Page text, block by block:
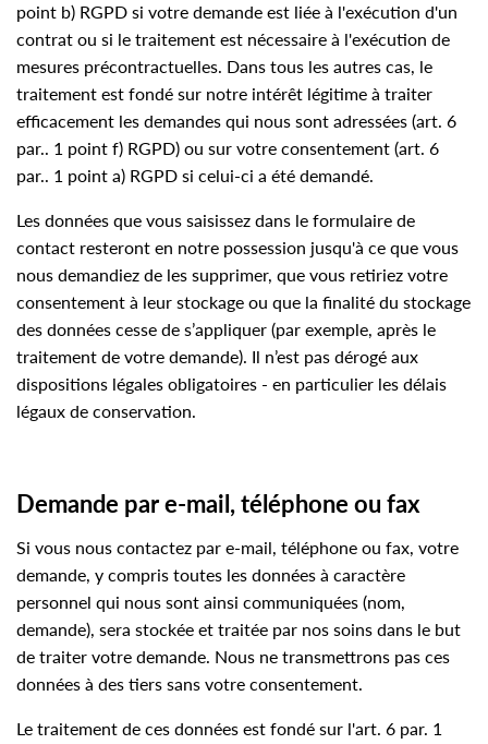
point b) RGPD si votre demande est liée à l'exécution d'un
contrat ou si le traitement est nécessaire à l'exécution de
mesures précontractuelles. Dans tous les autres cas, le
traitement est fondé sur notre intérêt légitime à traiter
efficacement les demandes qui nous sont adressées (art. 6
par.. 1 point f) RGPD) ou sur votre consentement (art. 6
par.. 1 point a) RGPD si celui-ci a été demandé.
Les données que vous saisissez dans le formulaire de
contact resteront en notre possession jusqu'à ce que vous
nous demandiez de les supprimer, que vous retiriez votre
consentement à leur stockage ou que la finalité du stockage
des données cesse de s’appliquer (par exemple, après le
traitement de votre demande). Il n’est pas dérogé aux
dispositions légales obligatoires - en particulier les délais
légaux de conservation.
Demande par e-mail, téléphone ou fax
Si vous nous contactez par e-mail, téléphone ou fax, votre
demande, y compris toutes les données à caractère
personnel qui nous sont ainsi communiquées (nom,
demande), sera stockée et traitée par nos soins dans le but
de traiter votre demande. Nous ne transmettrons pas ces
données à des tiers sans votre consentement.
Le traitement de ces données est fondé sur l'art. 6 par. 1